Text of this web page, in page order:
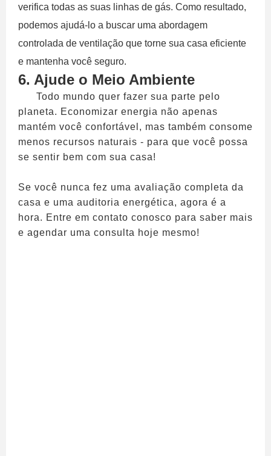
verifica todas as suas linhas de gás. Como resultado,
podemos ajudá-lo a buscar uma abordagem
controlada de ventilação que torne sua casa eficiente
e mantenha você seguro.
6. Ajude o Meio Ambiente
Todo mundo quer fazer sua parte pelo
planeta. Economizar energia não apenas
mantém você confortável, mas também consome
menos recursos naturais - para que você possa
se sentir bem com sua casa!
Se você nunca fez uma avaliação completa da
casa e uma auditoria energética, agora é a
hora. Entre em contato conosco para saber mais
e agendar uma consulta hoje mesmo!